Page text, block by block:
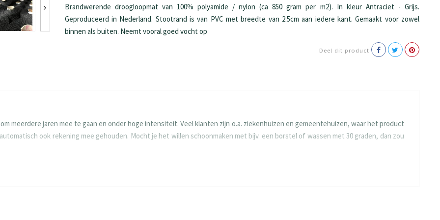
Brandwerende droogloopmat van 100% polyamide / nylon (ca 850 gram per m2). In kleur Antraciet - Grijs.
Geproduceerd in Nederland. Stootrand is van PVC met breedte van 2.5cm aan iedere kant. Gemaakt voor zowel
binnen als buiten. Neemt vooral goed vocht op
Deel dit product
meerdere jaren mee te gaan en onder hoge intensiteit. Veel klanten zijn o.a. ziekenhuizen en gemeentehuizen, waar het product
ook rekening mee gehouden. Mocht je het willen schoonmaken met bijv. een borstel of wassen met 30 graden, dan zou